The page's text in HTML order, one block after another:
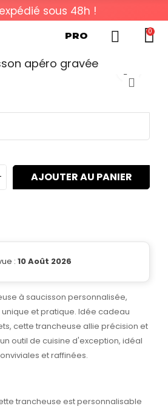
sous 48h !
PRO 0
apéro gravée
AJOUTER AU PANIER
: 10 Août 2026
à saucisson personnalisée,
et pratique. Idée cadeau
cette trancheuse allie précision et
outil de cuisine d'exception, idéal
et raffinées.
trancheuse est personnalisable